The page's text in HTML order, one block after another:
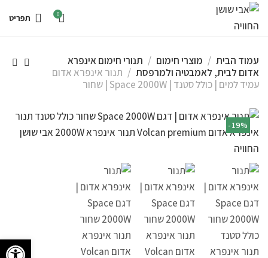
0 תפריט
עמוד הבית מוצרי חימום
תנורי חימום אינפרא
אדום לבית, לאמבטיה ולמרפסת
תנור אינפרא אדום
עמיד למים | כולל סטנד | Space 2000W | שחור
-19%
פתח